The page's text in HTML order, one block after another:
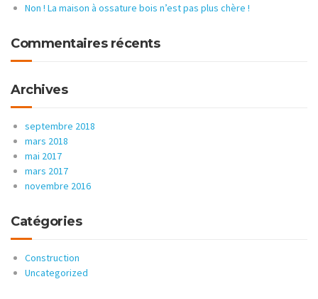
Non ! La maison à ossature bois n’est pas plus chère !
Commentaires récents
Archives
septembre 2018
mars 2018
mai 2017
mars 2017
novembre 2016
Catégories
Construction
Uncategorized